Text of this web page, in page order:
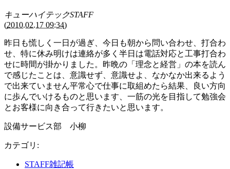
キューハイテックSTAFF
(2010.02.17 09:34)
昨日も慌しく一日が過ぎ、今日も朝から問い合わせ、打合わ
せ、特に休み明けは連絡が多く半日は電話対応と工事打合わ
せに時間が掛かりました。昨晩の「理念と経営」の本を読ん
で感じたことは、意識せず、意識せよ、なかなか出来るよう
で出来ていません平常心で仕事に取組めたら結果、良い方向
に歩んでいけるものと思います、一筋の光を目指して勉強会
とお客様に向き合って行きたいと思います。
設備サービス部 小柳
カテゴリ :
STAFF雑記帳